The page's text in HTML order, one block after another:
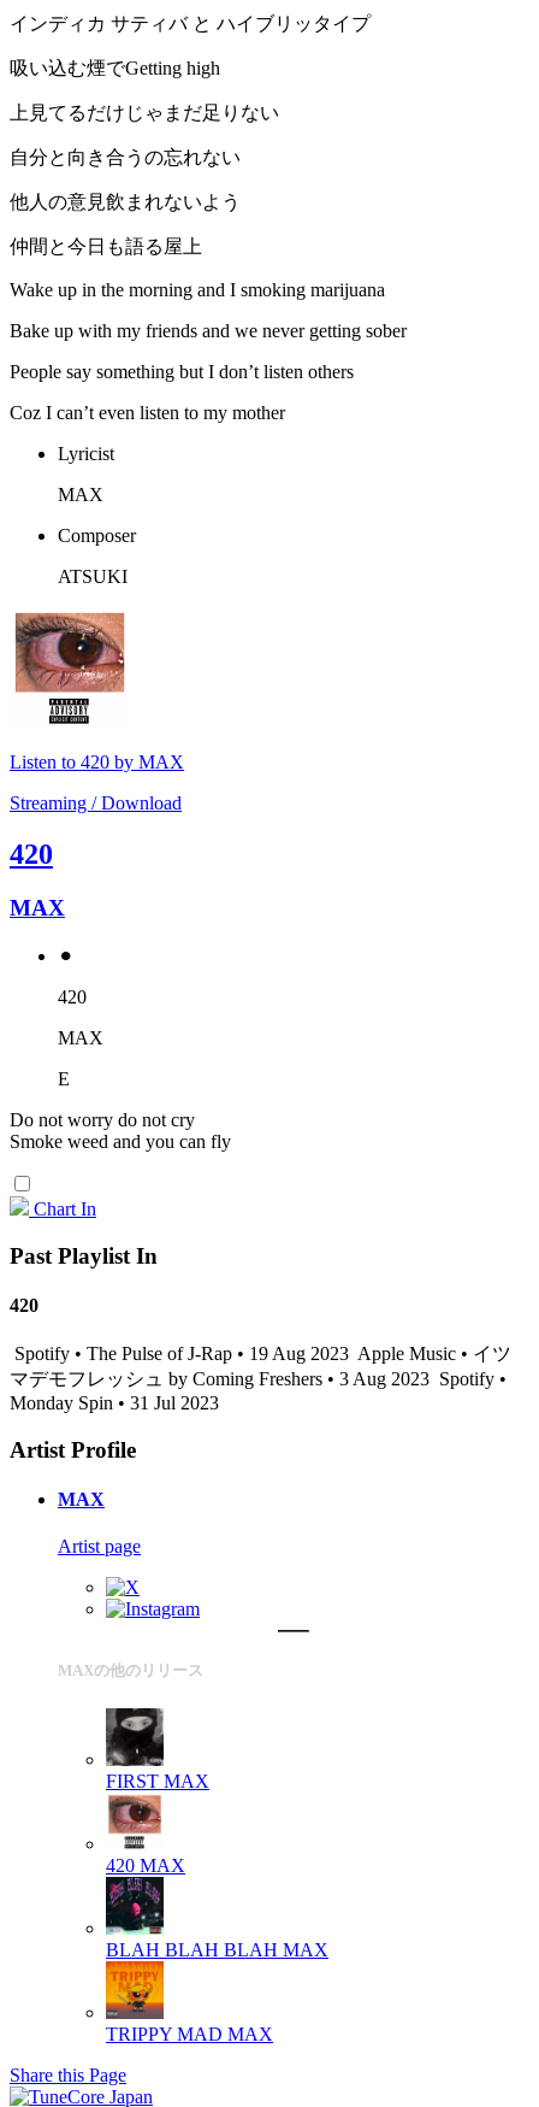
インディカ サティバ と ハイブリッタイプ
吸い込む煙でGetting high
上見てるだけじゃまだ足りない
自分と向き合うの忘れない
他人の意見飲まれないよう
仲間と今日も語る屋上
Wake up in the morning and I smoking marijuana
Bake up with my friends and we never getting sober
People say something but I don’t listen others
Coz I can’t even listen to my mother
Lyricist
MAX
Composer
ATSUKI
Listen to 420 by MAX
Streaming / Download
420
MAX
⚫︎
420
MAX
E
Do not worry do not cry
Smoke weed and you can fly
Chart In
Past Playlist In
420
Spotify • The Pulse of J-Rap • 19 Aug 2023 Apple Music • イツ
マデモフレッシュ by Coming Freshers • 3 Aug 2023 Spotify •
Monday Spin • 31 Jul 2023
Artist Profile
MAX
Artist page
MAXの他のリリース
FIRST MAX
420 MAX
BLAH BLAH BLAH MAX
TRIPPY MAD MAX
Share this Page